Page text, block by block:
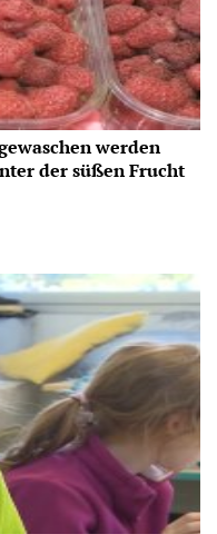
werden
der süßen Frucht